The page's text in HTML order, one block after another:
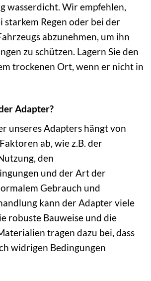
wasserdicht. Wir empfehlen,
starkem Regen oder bei der
abzunehmen, um ihn
zu schützen. Lagern Sie den
trockenen Ort, wenn er nicht in
Adapter?
unseres Adapters hängt von
ab, wie z.B. der
den
und der Art der
Gebrauch und
kann der Adapter viele
robuste Bauweise und die
tragen dazu bei, dass
widrigen Bedingungen